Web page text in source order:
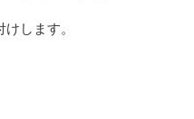
します。